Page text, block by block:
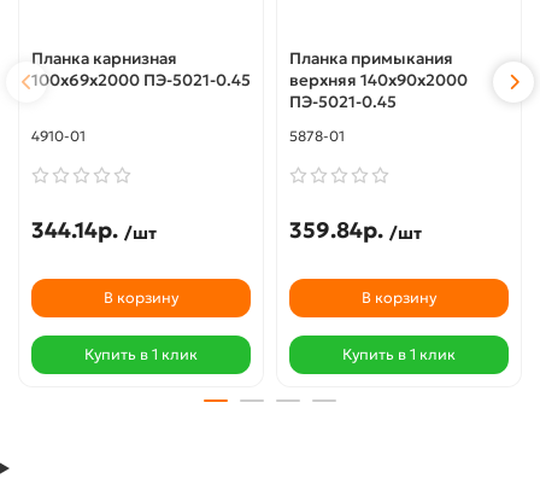
Планка карнизная
100х69х2000 ПЭ-5021-0.45
4910-01
344.14р. /шт
В корзину
Купить в 1 клик
Планка примыкания
верхняя 140х90х2000
ПЭ-5021-0.45
5878-01
359.84р. /шт
В корзину
Купить в 1 клик